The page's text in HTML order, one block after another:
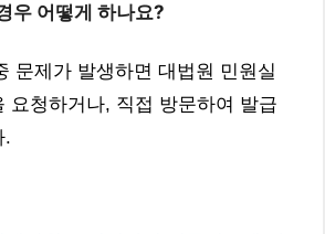
우 어떻게 하나요?
문제가 발생하면 대법원 민원실
요청하거나, 직접 방문하여 발급
.